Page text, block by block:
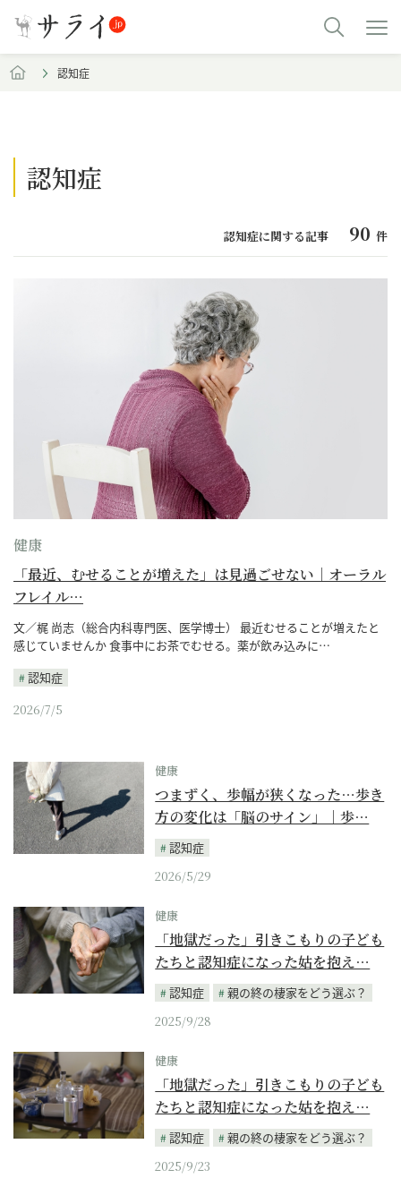
認知症
認知症
認知症に関する記事 90 件
健康
「最近、むせることが増えた」は見過ごせない｜オーラル
フレイル…
文／梶 尚志（総合内科専門医、医学博士） 最近むせることが増えたと
感じていませんか 食事中にお茶でむせる。薬が飲み込みに…
認知症
2026/7/5
健康
つまずく、歩幅が狭くなった…歩き
方の変化は「脳のサイン」｜歩…
認知症
2026/5/29
健康
「地獄だった」引きこもりの子ども
たちと認知症になった姑を抱え…
認知症
親の終の棲家をどう選ぶ？
2025/9/28
健康
「地獄だった」引きこもりの子ども
たちと認知症になった姑を抱え…
認知症
親の終の棲家をどう選ぶ？
2025/9/23